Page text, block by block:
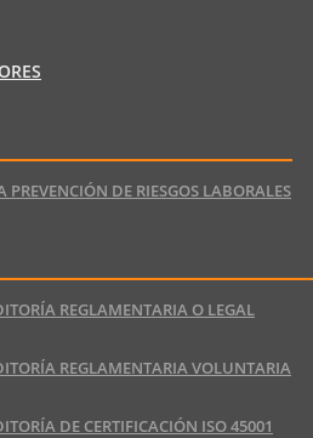
PREVENCIÓN DE RIESGOS LABORALES
REGLAMENTARIA O LEGAL
REGLAMENTARIA VOLUNTARIA
DE CERTIFICACIÓN ISO 45001